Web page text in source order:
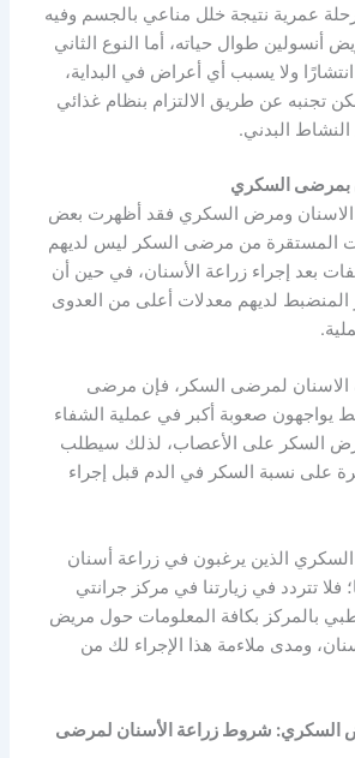
عمرية نتيجة خلل مناعي بالجسم وفيه
أنسولين طوال حياته، أما النوع الثاني
انتشارًا ولا يسبب أي أعراض في البداية،
تجنبه عن طريق الالتزام بنظام غذائي
البدني.
بمرضى السكري
الاسنان ومرض السكري فقد أظهرت بعض
المستقرة من مرضى السكر ليس لديهم
بعد إجراء زراعة الأسنان، في حين أن
لديهم معدلات أعلى من العدوى
الاسنان لمرضى السكر، فإن مرضى
يواجهون صعوبة أكبر في عملية الشفاء
السكر على الأعصاب، لذلك سيطلب
على نسبة السكر في الدم قبل إجراء
الذين يرغبون في زراعة أسنان
فلا تتردد في زيارتنا في مركز جرانتي
بالمركز بكافة المعلومات حول مريض
ومدى ملاءمة هذا الإجراء لك من
السكري: شروط زراعة الأسنان لمرضى